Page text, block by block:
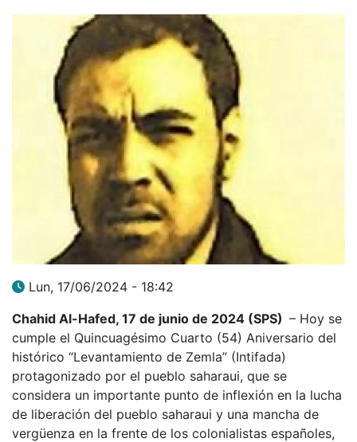
Lun, 17/06/2024 - 18:42
Chahid Al-Hafed, 17 de junio de 2024 (SPS) – Hoy se
cumple el Quincuagésimo Cuarto (54) Aniversario del
histórico “Levantamiento de Zemla” (Intifada)
protagonizado por el pueblo saharaui, que se
considera un importante punto de inflexión en la lucha
de liberación del pueblo saharaui y una mancha de
vergüenza en la frente de los colonialistas españoles,